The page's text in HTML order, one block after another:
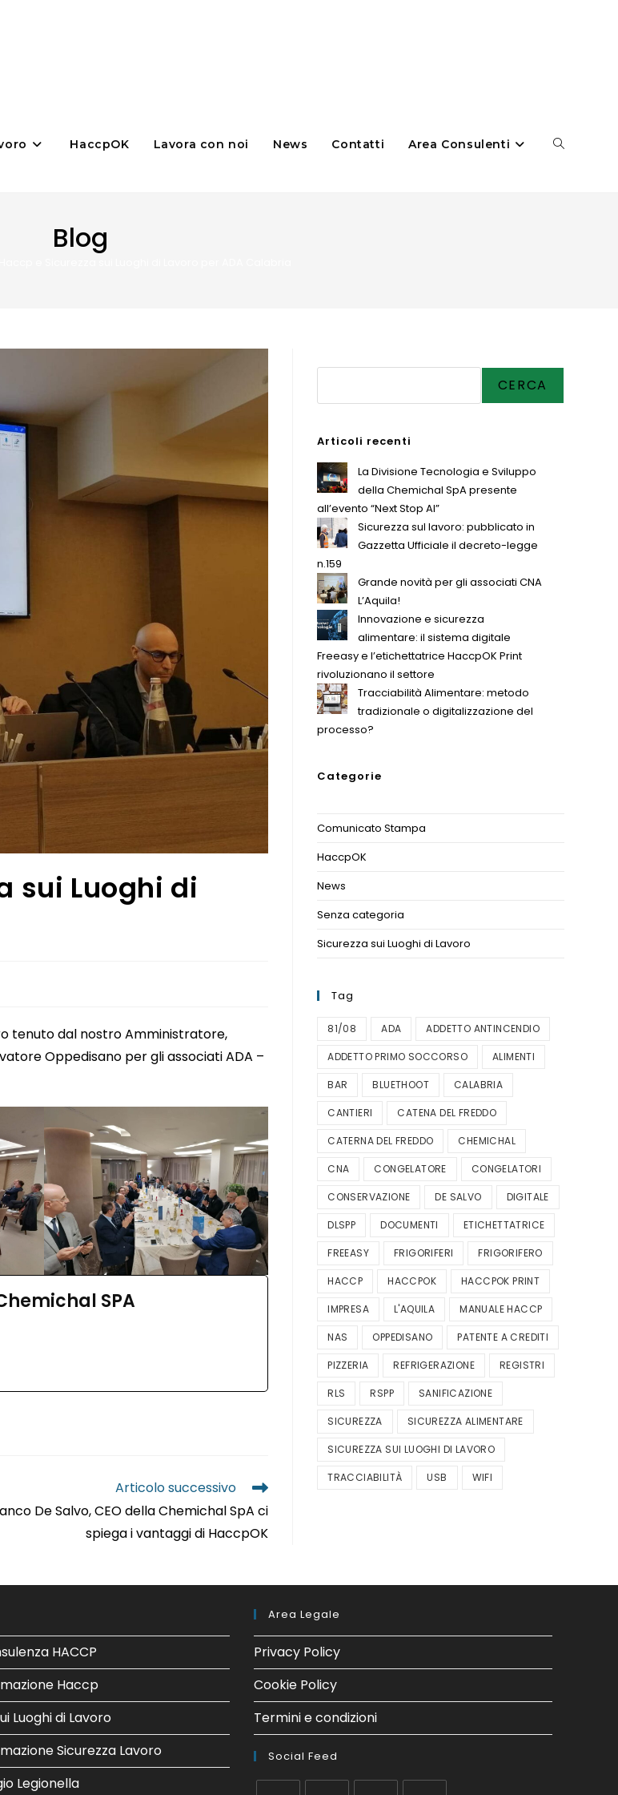
HaccpOK Lavora con noi News Contatti Area Consulenti
Blog
sui Luoghi di
tenuto dal nostro Amministratore,
Oppedisano per gli associati ADA –
SPA
Articolo successivo
De Salvo, CEO della Chemichal SpA ci
spiega i vantaggi di HaccpOK
CERCA
Articoli recenti
La Divisione Tecnologia e Sviluppo
della Chemichal SpA presente
all’evento “Next Stop AI”
Sicurezza sul lavoro: pubblicato in
Gazzetta Ufficiale il decreto-legge
n.159
Grande novità per gli associati CNA
L’Aquila!
Innovazione e sicurezza
alimentare: il sistema digitale
Freeasy e l’etichettatrice HaccpOK Print
rivoluzionano il settore
Tracciabilità Alimentare: metodo
tradizionale o digitalizzazione del
processo?
Categorie
Comunicato Stampa
HaccpOK
News
Senza categoria
Sicurezza sui Luoghi di Lavoro
Tag
81/08 ADA ADDETTO ANTINCENDIO
ADDETTO PRIMO SOCCORSO ALIMENTI
BAR BLUETHOOT CALABRIA
CANTIERI CATENA DEL FREDDO
CATERNA DEL FREDDO CHEMICHAL
CNA CONGELATORE CONGELATORI
CONSERVAZIONE DE SALVO DIGITALE
DLSPP DOCUMENTI ETICHETTATRICE
FREEASY FRIGORIFERI FRIGORIFERO
HACCP HACCPOK HACCPOK PRINT
IMPRESA L'AQUILA MANUALE HACCP
NAS OPPEDISANO PATENTE A CREDITI
PIZZERIA REFRIGERAZIONE REGISTRI
RLS RSPP SANIFICAZIONE
SICUREZZA SICUREZZA ALIMENTARE
SICUREZZA SUI LUOGHI DI LAVORO
TRACCIABILITÀ USB WIFI
HACCP
Haccp
Luoghi di Lavoro
Sicurezza Lavoro
Legionella
Area Legale
Privacy Policy
Cookie Policy
Termini e condizioni
Social Feed